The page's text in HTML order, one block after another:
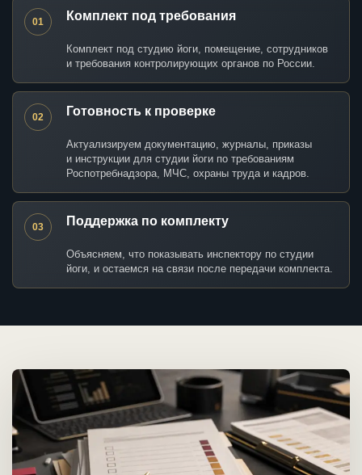
01 Комплект под требования
Комплект под студию йоги, помещение, сотрудников
и требования контролирующих органов по России.
02 Готовность к проверке
Актуализируем документацию, журналы, приказы
и инструкции для студии йоги по требованиям
Роспотребнадзора, МЧС, охраны труда и кадров.
03 Поддержка по комплекту
Объясняем, что показывать инспектору по студии
йоги, и остаемся на связи после передачи комплекта.